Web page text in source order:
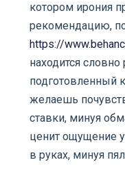
котором ирония
рекомендацию,
https://
находится
подготовленный
желаешь
ставки, минуя
ценит ощущение
в руках, минуя